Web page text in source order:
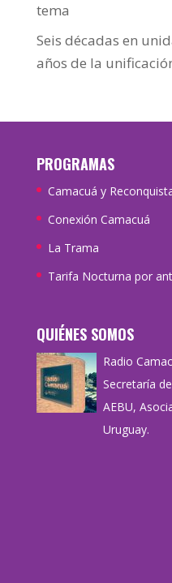
tema
Seis décadas en
años de la
PROGRAMAS
Camacuá y
Conexión Camacuá
La Trama
Tarifa Nocturna por
QUIÉNES SOMOS
Radio
Secretaría
AEBU,
Uruguay.